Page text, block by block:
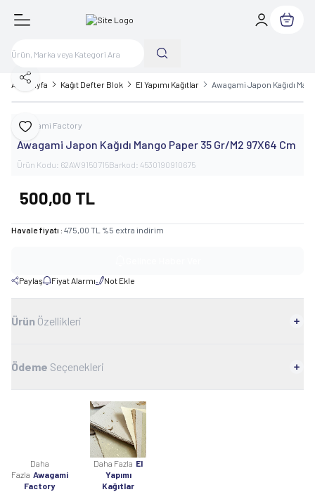
Sepetim
Ana Sayfa Kağıt Defter Blok El Yapımı Kağıtlar Awagami Japon Kağıdı
Favoriye Ekle
Paylaş
Awagami Factory
Awagami Japon Kağıdı Mango Paper 35 Gr/M2 97X64 Cm
Ürün Kodu: 62AW9150715Barkod: 4530190910675
500,00 TL
Havale fiyatı : 475,00 TL %5 extra indirim
Paylaş Fiyat Alarmı Not Ekle
Ürün Özellikleri
Ödeme Seçenekleri
Daha
Fazla Awagami
Factory
Daha Fazla El
Yapımı
Kağıtlar